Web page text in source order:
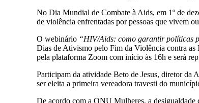
No Dia Mundial de Combate à Aids, em 1º de
de violência enfrentadas por pessoas que vivem
O webinário “HIV/Aids: como garantir políticas
Dias de Ativismo pelo Fim da Violência contra as
pela plataforma Zoom com início às 16h e será
Participam da atividade Beto de Jesus, diretor
ser eleita a primeira vereadora travesti do
De acordo com a ONU Mulheres, a desigualdade